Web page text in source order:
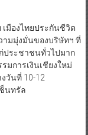
มืองไทยประกันชีวิต
ามมุ่งมั่นของบริษัทฯ ที่
ประชาชนทั่วไปมาก
มการเงินเชียงใหม่
งวันที่ 10-12
นทรัล